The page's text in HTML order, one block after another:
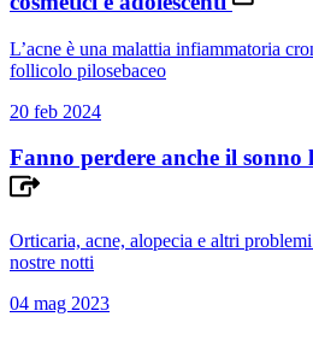
L’acne è una malattia infiammatoria
follicolo pilosebaceo
20 feb 2024
Fanno perdere anche il sonno
Orticaria, acne, alopecia e altri
nostre notti
04 mag 2023